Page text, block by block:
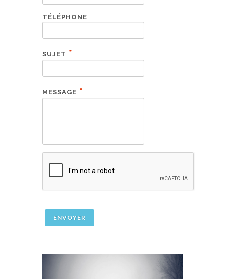
TÉLÉPHONE
SUJET *
MESSAGE *
ENVOYER